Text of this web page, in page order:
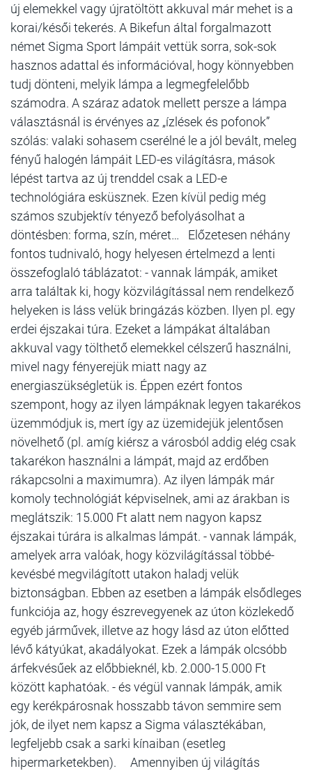
új elemekkel vagy újratöltött akkuval már mehet is a
korai/késői tekerés. A Bikefun által forgalmazott
német Sigma Sport lámpáit vettük sorra, sok-sok
hasznos adattal és információval, hogy könnyebben
tudj dönteni, melyik lámpa a legmegfelelőbb
számodra. A száraz adatok mellett persze a lámpa
választásnál is érvényes az „ízlések és pofonok”
szólás: valaki sohasem cserélné le a jól bevált, meleg
fényű halogén lámpáit LED-es világításra, mások
lépést tartva az új trenddel csak a LED-e
technológiára esküsznek. Ezen kívül pedig még
számos szubjektív tényező befolyásolhat a
döntésben: forma, szín, méret… Előzetesen néhány
fontos tudnivaló, hogy helyesen értelmezd a lenti
összefoglaló táblázatot: - vannak lámpák, amiket
arra találtak ki, hogy közvilágítással nem rendelkező
helyeken is láss velük bringázás közben. Ilyen pl. egy
erdei éjszakai túra. Ezeket a lámpákat általában
akkuval vagy tölthető elemekkel célszerű használni,
mivel nagy fényerejük miatt nagy az
energiaszükségletük is. Éppen ezért fontos
szempont, hogy az ilyen lámpáknak legyen takarékos
üzemmódjuk is, mert így az üzemidejük jelentősen
növelhető (pl. amíg kiérsz a városból addig elég csak
takarékon használni a lámpát, majd az erdőben
rákapcsolni a maximumra). Az ilyen lámpák már
komoly technológiát képviselnek, ami az árakban is
meglátszik: 15.000 Ft alatt nem nagyon kapsz
éjszakai túrára is alkalmas lámpát. - vannak lámpák,
amelyek arra valóak, hogy közvilágítással többé-
kevésbé megvilágított utakon haladj velük
biztonságban. Ebben az esetben a lámpák elsődleges
funkciója az, hogy észrevegyenek az úton közlekedő
egyéb járművek, illetve az hogy lásd az úton előtted
lévő kátyúkat, akadályokat. Ezek a lámpák olcsóbb
árfekvésűek az előbbieknél, kb. 2.000-15.000 Ft
között kaphatóak. - és végül vannak lámpák, amik
egy kerékpárosnak hosszabb távon semmire sem
jók, de ilyet nem kapsz a Sigma választékában,
legfeljebb csak a sarki kínaiban (esetleg
hipermarketekben). Amennyiben új világítás